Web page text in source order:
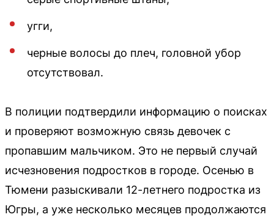
угги,
черные волосы до плеч, головной убор
отсутствовал.
В полиции подтвердили информацию о поисках
и проверяют возможную связь девочек с
пропавшим мальчиком. Это не первый случай
исчезновения подростков в городе. Осенью в
Тюмени разыскивали 12-летнего подростка из
Югры, а уже несколько месяцев продолжаются